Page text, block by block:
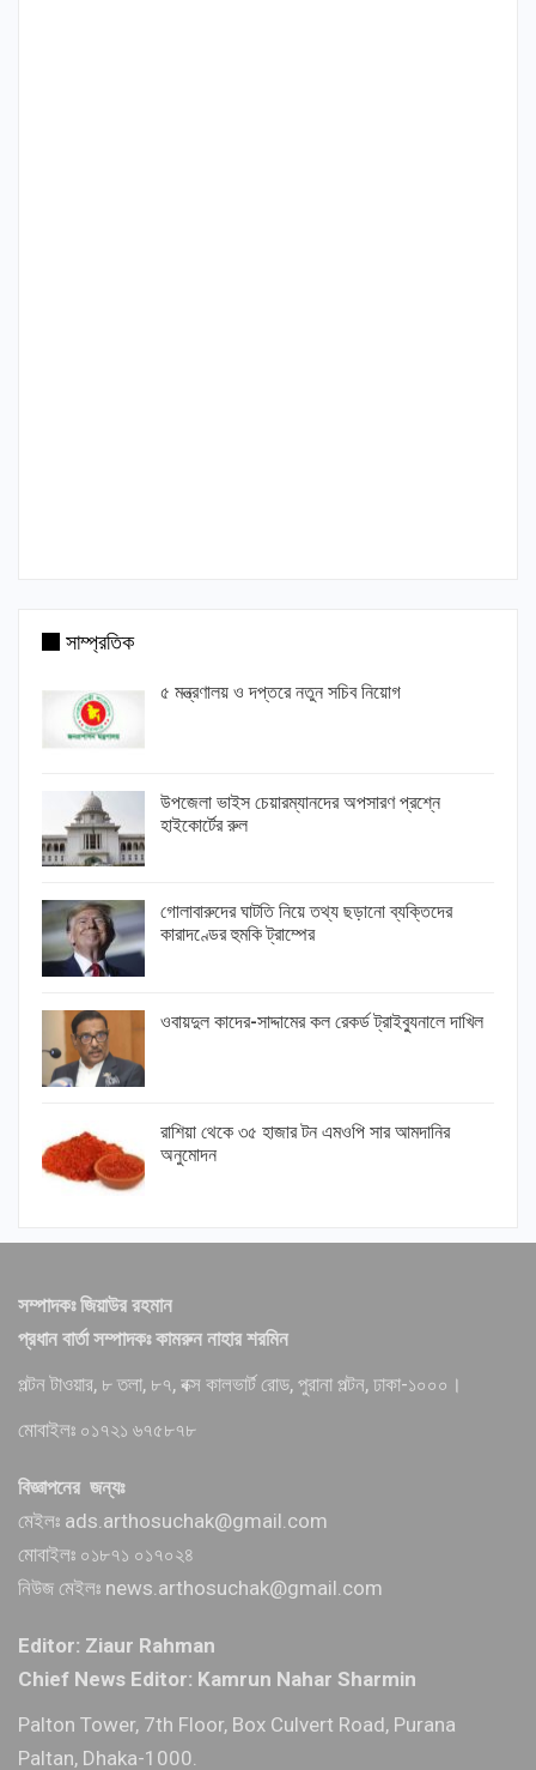
সাম্প্রতিক
৫ মন্ত্রণালয় ও দপ্তরে নতুন সচিব নিয়োগ
উপজেলা ভাইস চেয়ারম্যানদের অপসারণ প্রশ্নে
হাইকোর্টের রুল
গোলাবারুদের ঘাটতি নিয়ে তথ্য ছড়ানো ব্যক্তিদের
কারাদণ্ডের হুমকি ট্রাম্পের
ওবায়দুল কাদের-সাদ্দামের কল রেকর্ড ট্রাইব্যুনালে দাখিল
রাশিয়া থেকে ৩৫ হাজার টন এমওপি সার আমদানির
অনুমোদন
সম্পাদকঃ জিয়াউর রহমান
প্রধান বার্তা সম্পাদকঃ কামরুন নাহার শরমিন
পল্টন টাওয়ার, ৮ তলা, ৮৭, বক্স কালভার্ট রোড, পুরানা পল্টন, ঢাকা-১০০০।
মোবাইলঃ ০১৭২১ ৬৭৫৮৭৮
বিজ্ঞাপনের জন্যঃ
মেইলঃ ads.arthosuchak@gmail.com
মোবাইলঃ ০১৮৭১ ০১৭০২৪
নিউজ মেইলঃ news.arthosuchak@gmail.com
Editor: Ziaur Rahman
Chief News Editor: Kamrun Nahar Sharmin
Palton Tower, 7th Floor, Box Culvert Road, Purana
Paltan, Dhaka-1000.